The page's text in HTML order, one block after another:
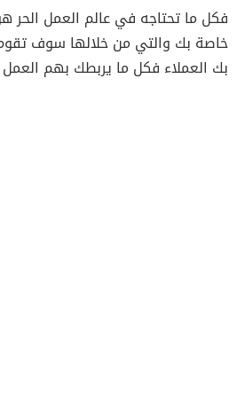
فكل ما تحتاجه في عالم العمل الحر
خاصة بك والتي من خلالها سوف
بك العملاء فكل ما يربطك بهم العمل